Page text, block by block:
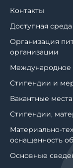
Контакты
Доступная среда
Организация
организации
Международное
Стипендии и
Вакантные
Стипендии,
Материально-
оснащенность
Основные